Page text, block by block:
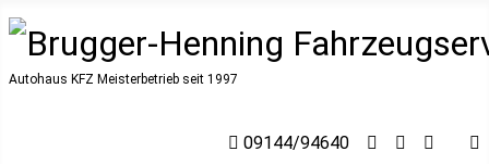
Autohaus KFZ Meisterbetrieb seit 1997
09144/94640